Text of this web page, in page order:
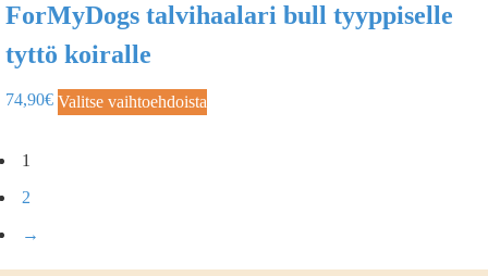
ForMyDogs talvihaalari bull tyyppiselle
tyttö koiralle
74,90€ Valitse vaihtoehdoista
1
2
→